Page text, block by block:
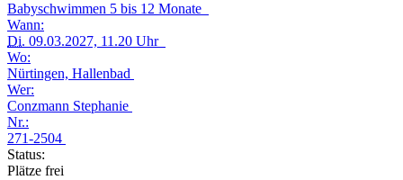
Babyschwimmen 5 bis 12 Monate
Wann:
Di. 09.03.2027, 11.20 Uhr
Wo:
Nürtingen, Hallenbad
Wer:
Conzmann Stephanie
Nr.:
271-2504
Status:
Plätze frei